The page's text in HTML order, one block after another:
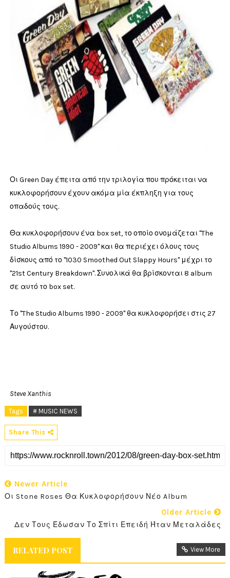
Οι Green Day έπειτα από την τριλογία που πρόκειται να
κυκλοφορήσουν έχουν ακόμα μία έκπληξη για τους
οπαδούς τους.
Θα κυκλοφορήσουν ένα box set, το οποίο ονομάζεται "The
Studio Albums 1990 - 2009" και θα περιέχει όλους τους
δίσκους από το "1030 Smoothed Out Slappy Hours" μέχρι το
"21st Century Breakdown". Συνολικά θα βρίσκονται 8 album
σε αυτό το box set.
Το "The Studio Albums 1990 - 2009" θα κυκλοφορήσει στις 27
Αυγούστου.
Steve Xanthis
Tags # MUSIC NEWS
Share This
Newer Article
Οι Stone Roses Θα Κυκλοφορήσουν Νέο Album
Older Article
Δεν Τους Έδωσαν Το Σπίτι Επειδή Ήταν Μεταλάδες
RELATED POST View More